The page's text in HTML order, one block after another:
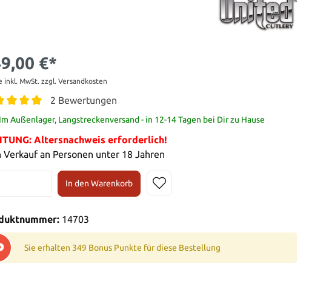
€*
inkl. MwSt. zzgl. Versandkosten
2 Bewertungen
Im Außenlager, Langstreckenversand - in 12-14 Tagen bei Dir zu Hause
Altersnachweis erforderlich!
Verkauf an Personen unter 18 Jahren
In den Warenkorb
14703
Sie erhalten 349 Bonus Punkte für diese Bestellung